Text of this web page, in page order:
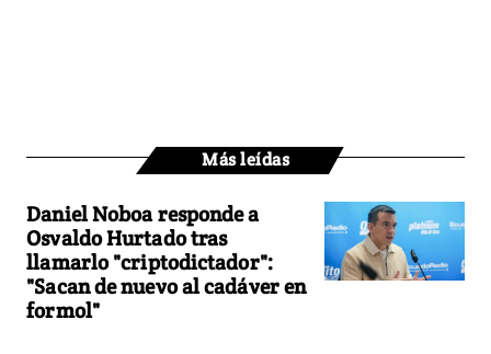
Más leídas
Daniel Noboa responde a
Osvaldo Hurtado tras
llamarlo "criptodictador":
"Sacan de nuevo al cadáver en
formol"